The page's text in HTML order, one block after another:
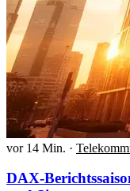
vor 14 Min. ·
DAX-